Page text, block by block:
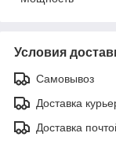
Условия
Самовывоз
Доставка
Доставка